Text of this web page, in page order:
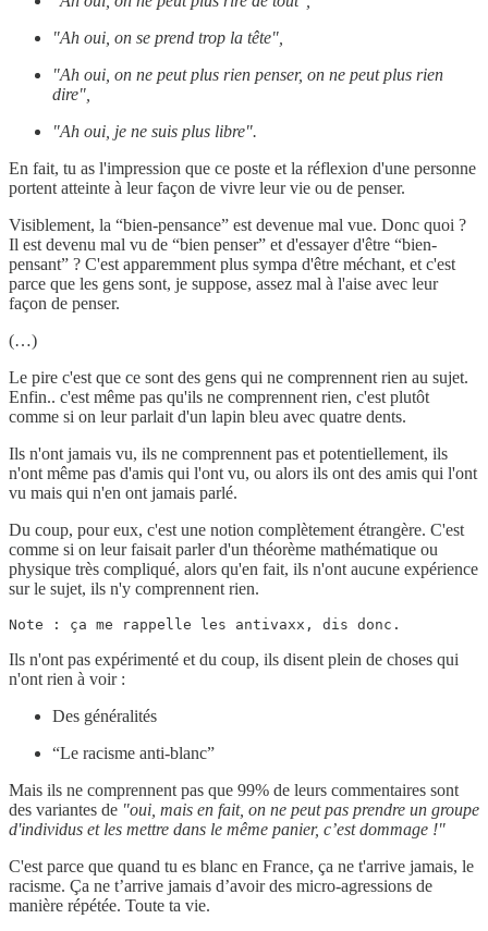
"Ah oui, on se prend trop la tête",
"Ah oui, on ne peut plus rien penser, on ne peut plus rien
dire",
"Ah oui, je ne suis plus libre".
En fait, tu as l'impression que ce poste et la réflexion d'une personne
portent atteinte à leur façon de vivre leur vie ou de penser.
Visiblement, la “bien-pensance” est devenue mal vue. Donc quoi ?
Il est devenu mal vu de “bien penser” et d'essayer d'être “bien-
pensant” ? C'est apparemment plus sympa d'être méchant, et c'est
parce que les gens sont, je suppose, assez mal à l'aise avec leur
façon de penser.
(…)
Le pire c'est que ce sont des gens qui ne comprennent rien au sujet.
Enfin.. c'est même pas qu'ils ne comprennent rien, c'est plutôt
comme si on leur parlait d'un lapin bleu avec quatre dents.
Ils n'ont jamais vu, ils ne comprennent pas et potentiellement, ils
n'ont même pas d'amis qui l'ont vu, ou alors ils ont des amis qui l'ont
vu mais qui n'en ont jamais parlé.
Du coup, pour eux, c'est une notion complètement étrangère. C'est
comme si on leur faisait parler d'un théorème mathématique ou
physique très compliqué, alors qu'en fait, ils n'ont aucune expérience
sur le sujet, ils n'y comprennent rien.
Note : ça me rappelle les antivaxx, dis donc.
Ils n'ont pas expérimenté et du coup, ils disent plein de choses qui
n'ont rien à voir :
Des généralités
“Le racisme anti-blanc”
Mais ils ne comprennent pas que 99% de leurs commentaires sont
des variantes de "oui, mais en fait, on ne peut pas prendre un groupe
d'individus et les mettre dans le même panier, c’est dommage !"
C'est parce que quand tu es blanc en France, ça ne t'arrive jamais, le
racisme. Ça ne t’arrive jamais d’avoir des micro-agressions de
manière répétée. Toute ta vie.